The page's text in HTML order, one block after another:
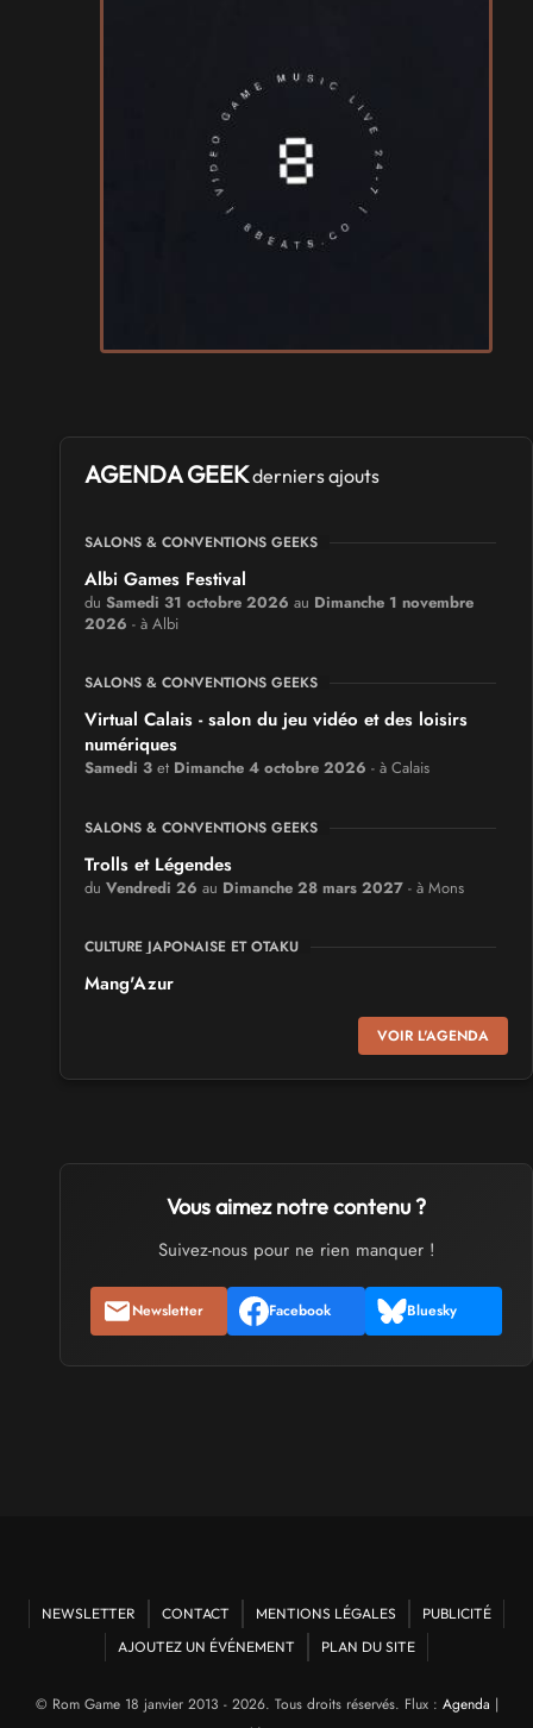
AGENDA GEEKderniers ajouts
SALONS & CONVENTIONS GEEKS
Albi Games Festival
du Samedi 31 octobre 2026 au Dimanche 1 novembre
2026 - à Albi
SALONS & CONVENTIONS GEEKS
Virtual Calais - salon du jeu vidéo et des loisirs
numériques
Samedi 3 et Dimanche 4 octobre 2026 - à Calais
SALONS & CONVENTIONS GEEKS
Trolls et Légendes
du Vendredi 26 au Dimanche 28 mars 2027 - à Mons
CULTURE JAPONAISE ET OTAKU
Mang'Azur
Art To Play
Samedi 14etDimanche 15 novembre 2026- à Nantes
VIDES GRENIERS, BROCANTES
Broc'Land Geek Reims
duDimanche 27auDimanche 27 septembre 2026- à
Arcadia GeekFest
Samedi 17etDimanche 18 octobre 2026- à Arques
SALONS & CONVENTIONS GEEKS
VOIR L'AGENDA
Vous aimez notre contenu ?
Suivez-nous pour ne rien manquer !
Newsletter Facebook Bluesky
NEWSLETTER CONTACT MENTIONS LÉGALES
PUBLICITÉ
AJOUTEZ UN ÉVÉNEMENT
PLAN DU SITE
© Rom Game 18 janvier 2013 - 2026. Tous droits réservés. Flux : Agenda |